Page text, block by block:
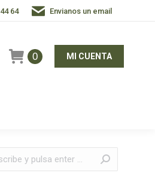
64 Envianos un email
0 MI CUENTA